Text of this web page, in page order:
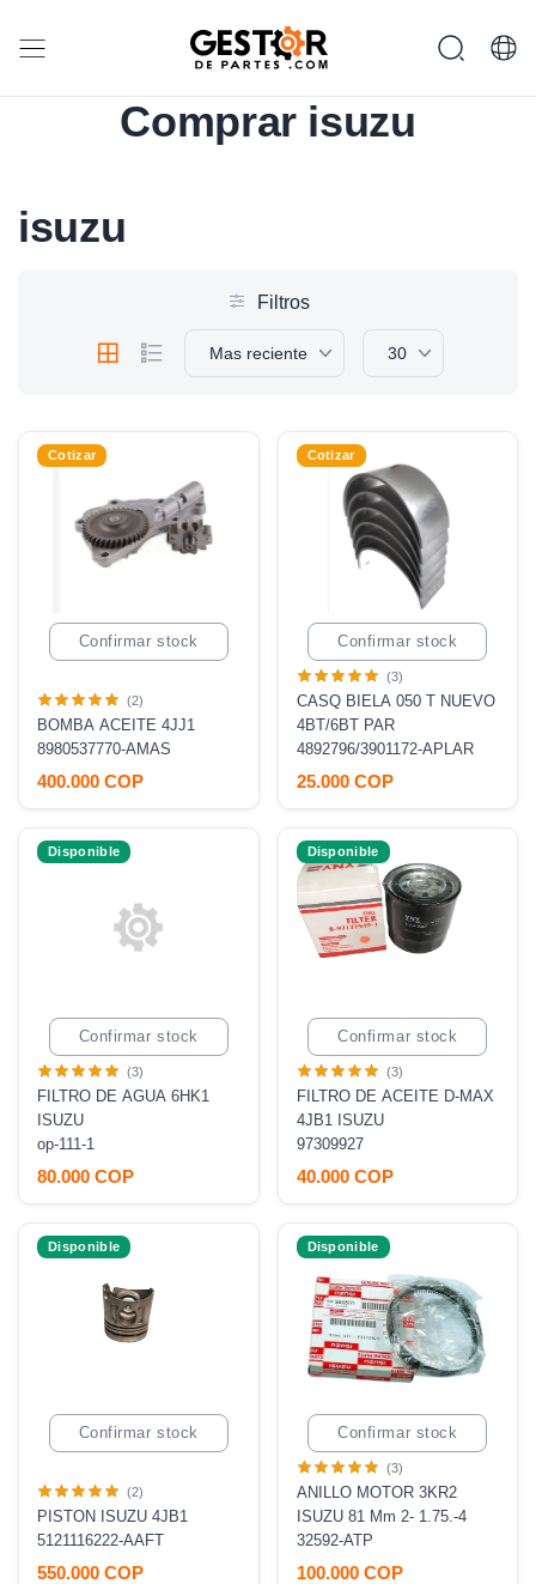
Comprar isuzu
isuzu
Filtros
Mas reciente 30
Confirmar stock
Cotizar
(2)
BOMBA ACEITE 4JJ1
8980537770-AMAS
400.000 COP
Confirmar stock
Cotizar
(3)
CASQ BIELA 050 T NUEVO
4BT/6BT PAR
4892796/3901172-APLAR
25.000 COP
Confirmar stock
Disponible
(3)
FILTRO DE AGUA 6HK1
ISUZU
op-111-1
80.000 COP
Confirmar stock
Disponible
(3)
FILTRO DE ACEITE D-MAX
4JB1 ISUZU
97309927
40.000 COP
Confirmar stock
Disponible
(2)
PISTON ISUZU 4JB1
5121116222-AAFT
550.000 COP
Confirmar stock
Disponible
(3)
ANILLO MOTOR 3KR2
ISUZU 81 Mm 2- 1.75.-4
32592-ATP
100.000 COP